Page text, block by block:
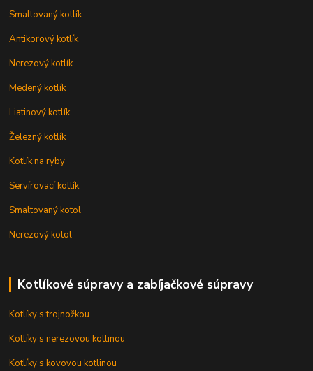
Smaltovaný kotlík
Antikorový kotlík
Nerezový kotlík
Medený kotlík
Liatinový kotlík
Železný kotlík
Kotlík na ryby
Servírovací kotlík
Smaltovaný kotol
Nerezový kotol
Kotlíkové súpravy a zabíjačkové súpravy
Kotlíky s trojnožkou
Kotlíky s nerezovou kotlinou
Kotlíky s kovovou kotlinou